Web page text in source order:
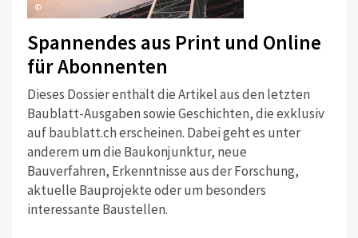
©
Spannendes aus Print und Online
für Abonnenten
Dieses Dossier enthält die Artikel aus den letzten
Baublatt-Ausgaben sowie Geschichten, die exklusiv
auf baublatt.ch erscheinen. Dabei geht es unter
anderem um die Baukonjunktur, neue
Bauverfahren, Erkenntnisse aus der Forschung,
aktuelle Bauprojekte oder um besonders
interessante Baustellen.